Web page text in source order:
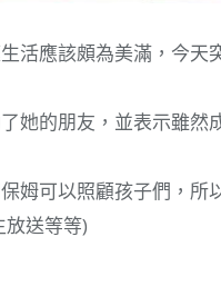
活應該頗為美滿，今天
她的朋友，並表示雖
姆可以照顧孩子們，
送等等)